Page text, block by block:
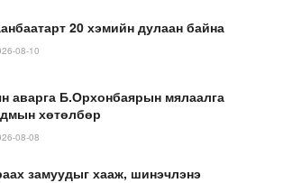
20 хэмийн дулаан байна
08-10
аварга Б.Орхонбаярын мялаалга
хөтөлбөр
08-08
замуудыг хааж, шинэчлэнэ